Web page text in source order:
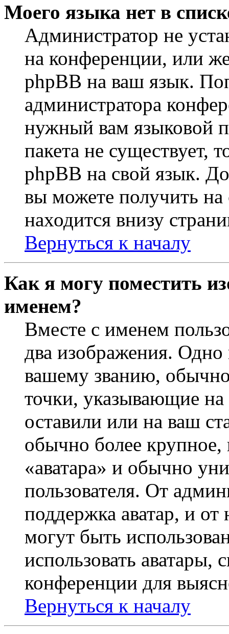
Моего языка нет в
Администратор не
на конференции, или
phpBB на ваш язык.
администратора
нужный вам языковой
пакета не существует,
phpBB на свой язык.
вы можете получить на
находится внизу
Вернуться к началу
Как я могу поместить
именем?
Вместе с именем
два изображения.
вашему званию, обычно
точки, указывающие
оставили или на ваш
обычно более крупное,
«аватара» и обычно
пользователя. От
поддержка аватар, и от
могут быть
использовать аватары,
конференции для
Вернуться к началу